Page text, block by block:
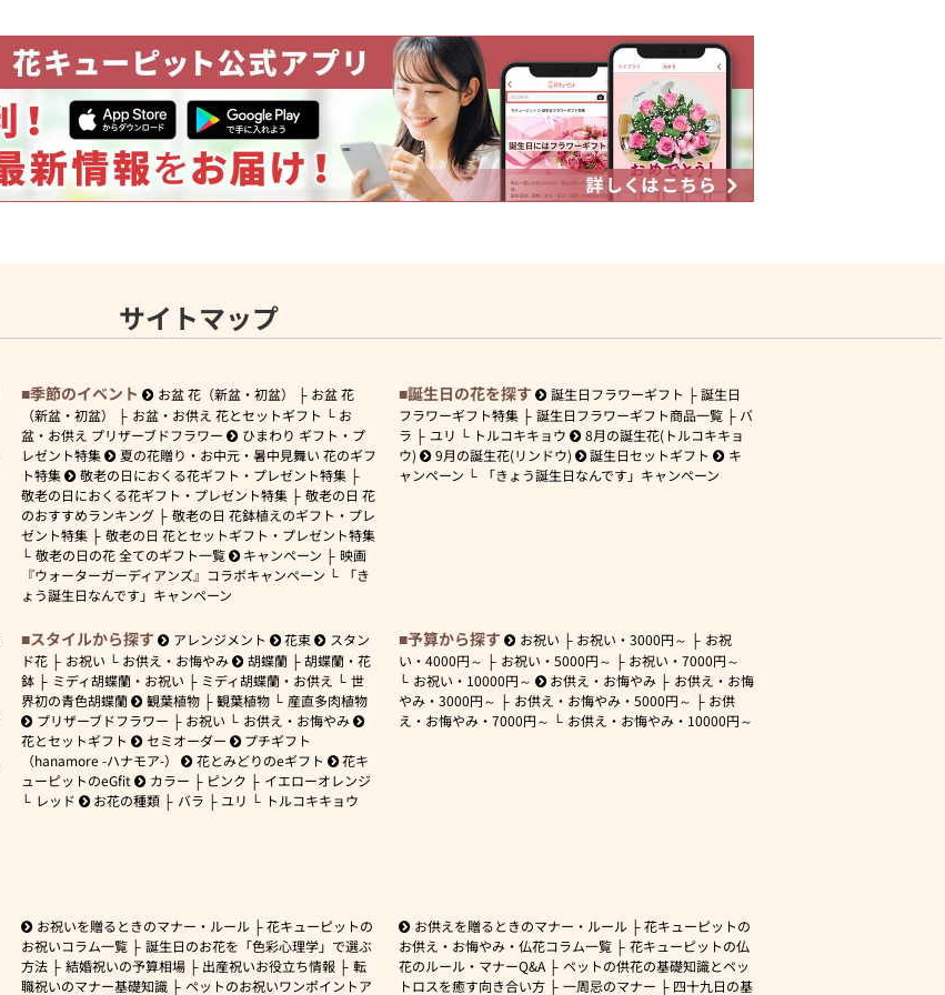
サイトマップ
季節のイベント お盆 花（新盆・初盆）
お盆 花
（新盆・初盆）
お盆・お供え 花とセットギフト
お
盆・お供え プリザーブドフラワー
ひまわり ギフト・プ
レゼント特集
夏の花贈り・お中元・暑中見舞い 花のギフ
ト特集
敬老の日におくる花ギフト・プレゼント特集
敬老の日におくる花ギフト・プレゼント特集
敬老の日 花
のおすすめランキング
敬老の日 花鉢植えのギフト・プレ
ゼント特集
敬老の日 花とセットギフト・プレゼント特集
敬老の日の花 全てのギフト一覧
キャンペーン
映画
『ウォーターガーディアンズ』コラボキャンペーン
「き
ょう誕生日なんです」キャンペーン
誕生日の花を探す 誕生日フラワーギフト
誕生日
フラワーギフト特集
誕生日フラワーギフト商品一覧
バ
ラ
ユリ トルコキキョウ
8月の誕生花(トルコキキョ
ウ)
9月の誕生花(リンドウ) 誕生日セットギフト
キ
ャンペーン
「きょう誕生日なんです」キャンペーン
スタイルから探す アレンジメント 花束
スタン
ド花
お祝い お供え・お悔やみ 胡蝶蘭
胡蝶蘭・花
鉢
ミディ胡蝶蘭・お祝い ミディ胡蝶蘭・お供え
世
界初の青色胡蝶蘭
観葉植物 観葉植物
産直多肉植物
プリザーブドフラワー
お祝い
お供え・お悔やみ
花とセットギフト
セミオーダー
プチギフト
（hanamore -ハナモア-）
花とみどりのeギフト
花キ
ューピットのeGfit
カラー ピンク
イエローオレンジ
レッド
お花の種類 バラ ユリ トルコキキョウ
予算から探す お祝い お祝い・3000円～
お祝
い・ 4000円～ お祝い・ 5000円～ お祝い・7000円～
お祝い・ 10000円～ お供え・お悔やみ
お供え・お悔
やみ・ 3000円～ お供え・お悔やみ・ 5000円～
お供
え・お悔やみ・ 7000円～ お供え・お悔やみ・ 10000円～
お祝いを贈るときのマナー・ルール
花キューピットの
お祝いコラム一覧
誕生日のお花を「色彩心理学」で選ぶ
方法
結婚祝いの予算相場 出産祝いお役立ち情報
転
職祝いのマナー基礎知識
ペットのお祝いワンポイントア
お供えを贈るときのマナー・ルール
花キューピットの
お供え・お悔やみ・仏花コラム一覧
花キューピットの仏
花のルール・マナーQ&A
ペットの供花の基礎知識とペッ
トロスを癒す向き合い方
一周忌のマナー 四十九日の基